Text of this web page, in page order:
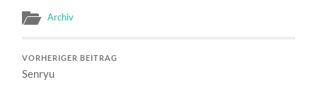
Archiv
VORHERIGER BEITRAG
Senryu